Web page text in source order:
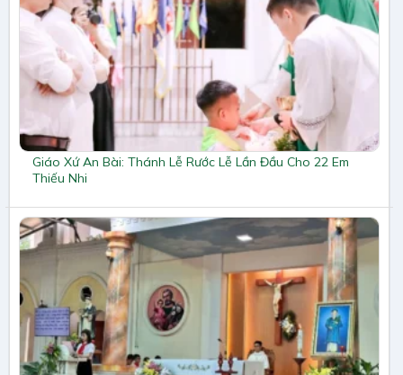
Giáo Xứ An Bài: Thánh Lễ Rước Lễ Lần Đầu Cho 22 Em
Thiếu Nhi